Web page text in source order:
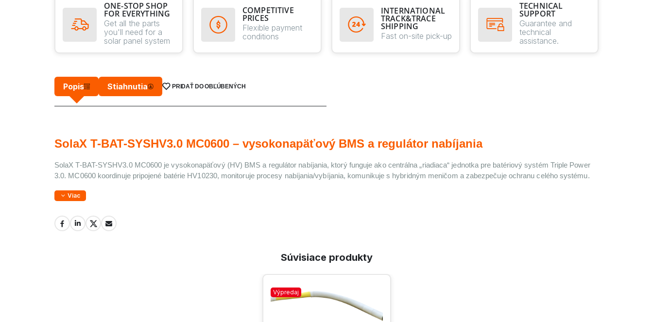
ONE-STOP SHOP
FOR EVERYTHING
Get all the parts
you'll need for a
solar panel system
COMPETITIVE
PRICES
Flexible payment
conditions
INTERNATIONAL
TRACK&TRACE
SHIPPING
Fast on-site pick-up
TECHNICAL
SUPPORT
Guarantee and
technical
assistance.
Popis Stiahnutia PRIDAŤ DO OBĽÚBENÝCH
SolaX T-BAT-SYSHV3.0 MC0600 – vysokonapäťový BMS a regulátor nabíjania
SolaX T-BAT-SYSHV3.0 MC0600 je vysokonapäťový (HV) BMS a regulátor nabíjania, ktorý funguje ako centrálna „riadiaca“ jednotka pre batériový systém Triple Power
3.0. MC0600 koordinuje pripojené batérie HV10230, monitoruje procesy nabíjania/vybíjania, komunikuje s hybridným meničom a zabezpečuje ochranu celého systému.
Viac
Súvisiace produkty
Výpredaj